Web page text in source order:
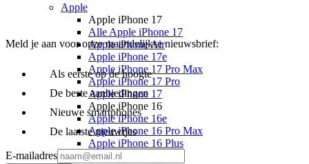
Apple
Apple iPhone 17
Alle Apple iPhone 17
Apple iPhone Air
Apple iPhone 17e
Apple iPhone 17 Pro Max
Apple iPhone 17 Pro
Apple iPhone 17
Apple iPhone 16
Apple iPhone 16e
Apple iPhone 16 Pro Max
Apple iPhone 16 Plus
Apple iPhone 16
Meld je aan voor onze maandelijkse nieuwsbrief:
Als eerste op de hoogte
De beste aanbiedingen
Nieuwe smartphones
De laatste nieuwtjes
E-mailadres